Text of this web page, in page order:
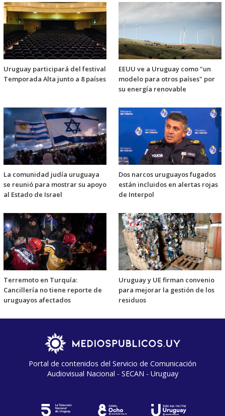
Uruguay participará del festival
Temporada Alta junto a 8 países
EEUU ve a Uruguay como "un
modelo para otros países" por
su energía renovable
La comunidad judía uruguaya
se reunió para mostrar su apoyo
al Estado de Israel
Dos narcos uruguayos fugados
están incluidos en alertas rojas
de Interpol
Terremoto en Turquía:
Cancillería no tiene reporte de
uruguayos afectados
Uruguay y UE firman convenio
para mejorar la gestión de los
residuos
Portal de contenidos del Servicio de Comunicación
Audiovisual Nacional - SECAN - Uruguay